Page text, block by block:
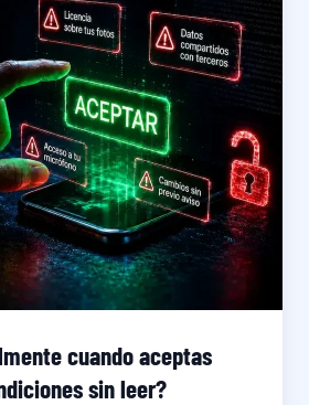
cuando aceptas
sin leer?